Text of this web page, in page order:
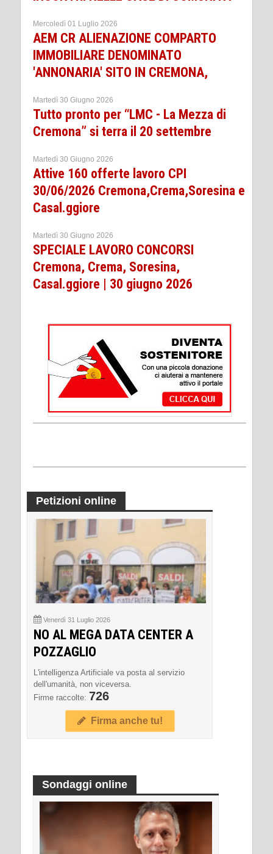
Mercoledì 01 Luglio 2026
AEM CR ALIENAZIONE COMPARTO
IMMOBILIARE DENOMINATO
'ANNONARIA' SITO IN CREMONA,
Martedì 30 Giugno 2026
Tutto pronto per “LMC - La Mezza di
Cremona” si terra il 20 settembre
Martedì 30 Giugno 2026
Attive 160 offerte lavoro CPI
30/06/2026 Cremona,Crema,Soresina e
Casal.ggiore
Martedì 30 Giugno 2026
SPECIALE LAVORO CONCORSI
Cremona, Crema, Soresina,
Casal.ggiore | 30 giugno 2026
Petizioni online
Venerdì 31 Luglio 2026
NO AL MEGA DATA CENTER A
POZZAGLIO
L'intelligenza Artificiale va posta al servizio
dell'umanità, non viceversa.
Firme raccolte: 726
Firma anche tu!
Sondaggi online